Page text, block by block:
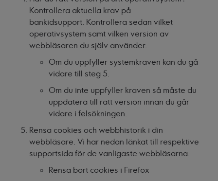
Kontrollera aktuella krav på
bankidsupport. Kontrollera sedan vilket
operativsystem samt vilken version av
webbläsaren du själv använder.
Om du uppfyller systemkraven kan du gå
vidare till steg 5.
Om du inte uppfyller kraven så måste du
uppdatera till rätt version innan du går
vidare i felsökningen.
Rensa cookies och webbhistorik i din
webbläsare. Vi har nedan länkat till respektive
supportsida för de vanligaste webbläsarna.
Rensa bort cookies i Firefox